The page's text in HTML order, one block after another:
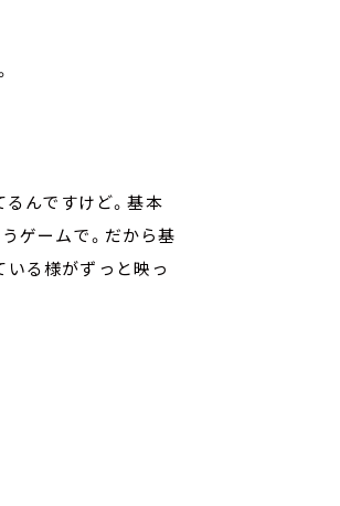
るんですけど。基本
ゲームで。だから基
いる様がずっと映っ